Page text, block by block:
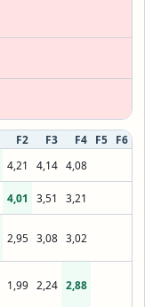
F2 F3 F4 F5
F6
4,21 4,14 4,08
4,01 3,51 3,21
2,95 3,08 3,02
1,99 2,24 2,88